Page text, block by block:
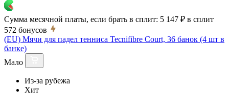
Сумма месячной платы, если брать в сплит: 5 147 ₽ в сплит
572 бонусов
(EU) Мячи для падел тенниса Tecnifibre Court, 36 банок (4 шт в
банке)
Мало
Из-за рубежа
Хит